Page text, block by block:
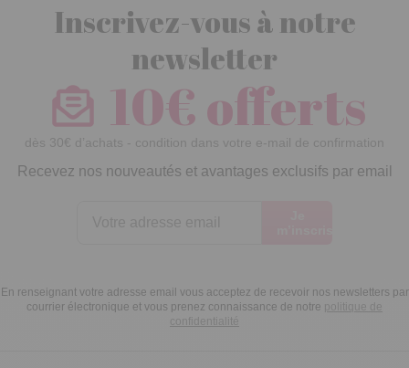
Inscrivez-vous à notre
newsletter
10€ offerts
dès 30€ d’achats - condition dans votre e-mail de confirmation
Recevez nos nouveautés et avantages exclusifs par email
En renseignant votre adresse email vous acceptez de recevoir nos newsletters par
courrier électronique et vous prenez connaissance de notre politique de
confidentialité